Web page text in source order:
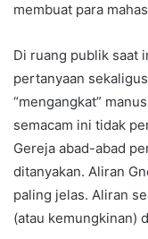
membuat para
Di ruang publik saat
pertanyaan
“mengangkat”
semacam ini tidak
Gereja abad-abad
ditanyakan. Aliran
paling jelas. Aliran
(atau kemungkinan)